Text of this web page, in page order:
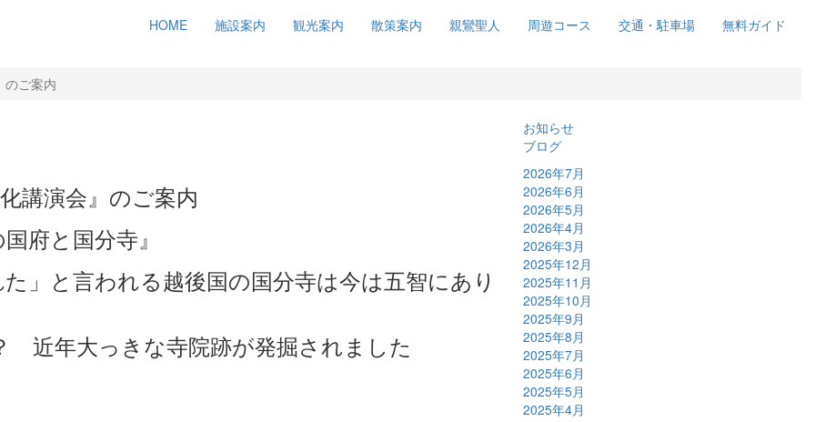
HOME 施設案内 観光案内 散策案内 親鸞聖人 周遊コース 交通・駐車場 無料ガイド
のご案内
講演会』のご案内
府と国分寺』
」と言われる越後国の国分寺は今は五智にあり
近年大っきな寺院跡が発掘されました
お知らせ
ブログ
2026年7月
2026年6月
2026年5月
2026年4月
2026年3月
2025年12月
2025年11月
2025年10月
2025年9月
2025年8月
2025年7月
2025年6月
2025年5月
2025年4月